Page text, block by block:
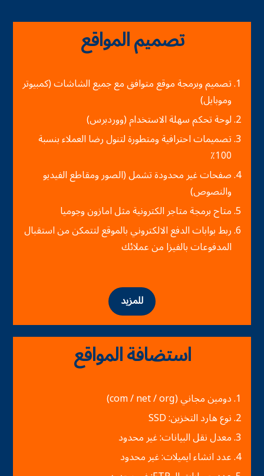
تصميم المواقع
تصميم وبرمجة موقع متوافق مع جميع الشاشات (كمبيوتر
وموبايل)
لوحة تحكم سهلة الاستخدام (ووردبرس)
تصميمات احترافية ومتطورة لتنول رضا العملاء بنسبة
100٪
صفحات غير محدودة تشمل (الصور ومقاطع الفيديو
والنصوص)
متاح برمجة متاجر الكترونية مثل امازون وجوميا
ربط بوابات الدفع الالكتروني بالموقع لتتمكن من استقبال
المدفوعات بالفيزا من عملائك
للمزيد
استضافة المواقع
دومين مجاني (com / net / org)
نوع هارد التخزين: SSD
معدل نقل البيانات: غير محدود
عدد انشاء ايميلات: غير محدود